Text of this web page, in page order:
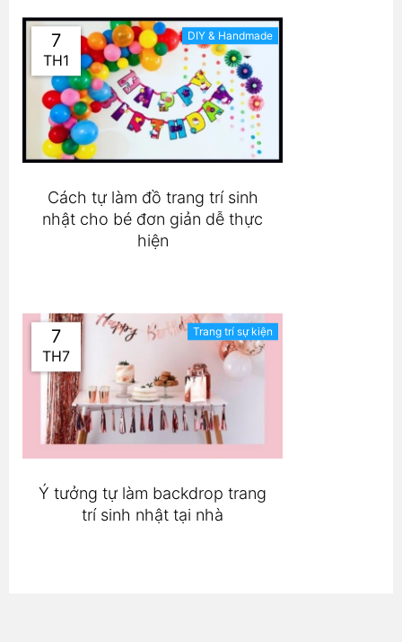
7
TH1
DIY & Handmade
Cách tự làm đồ trang trí sinh
nhật cho bé đơn giản dễ thực
hiện
7
TH7
Trang trí sự kiện
Ý tưởng tự làm backdrop trang
trí sinh nhật tại nhà